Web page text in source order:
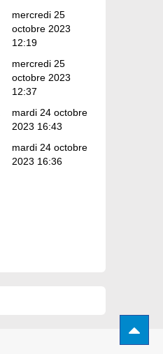
mercredi 25
octobre 2023
12:19
mercredi 25
octobre 2023
12:37
mardi 24 octobre
2023 16:43
mardi 24 octobre
2023 16:36